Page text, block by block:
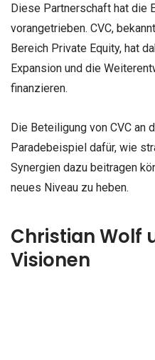
Diese Partnerschaft hat die
vorangetrieben. CVC,
Bereich Private Equity, hat
Expansion und die
finanzieren.
Die Beteiligung von CVC an
Paradebeispiel dafür, wie
Synergien dazu beitragen
neues Niveau zu heben.
Christian Wolf
Visionen